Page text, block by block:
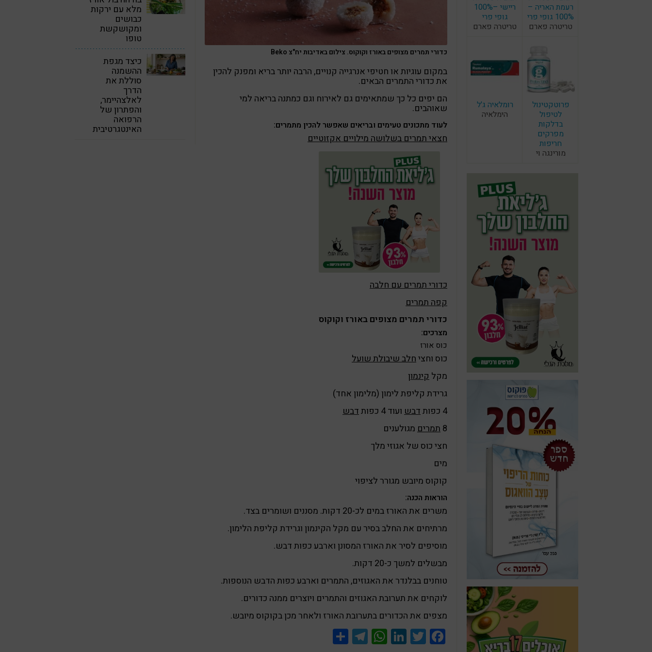
רעמת האריה –
100% גופי פרי
טריטרה פארם
ריישי –100%
גופי פרי
טריטרה פארם
פרוטקטינול
לטיפול
בדלקות
מפרקים
חריפות
מורינגה וי
רומלאיה ג'ל
הימלאיה
כדורי תמרים מצופים באורז וקוקוס. צילום באדיבות יח"צ Beko
במקום עוגיות או חטיפי אנרגייה קנויים, הרבה יותר בריא ומפנק להכין
את כדורי התמרים הבאים.
הם יפים כל כך שמתאימים גם לאירוח וגם כמתנה בריאה למי
שאוהבים.
לעוד מתכונים טעימים ובריאים שאפשר להכין מתמרים:
חצאי תמרים בשלושה מילויים אקזוטיים
כדורי תמרים עם חלבה
קפה תמרים
כדורי תמרים מצופים באורז וקוקוס
מצרכים:
כוס אורז
כוס וחציחלב שיבולת שועל
מקלקינמון
גרידת קליפת לימון (מלימון אחד)
4 כפות
דבשועוד 4 כפות
דבש
8תמריםמגולענים
חצי כוס של אגוזי מלך
מים
קוקוס מיובש מגורר לציפוי
הוראות הכנה:
משרים את האורז במים לכ-20 דקות. מסננים ושומרים בצד.
מרתיחים את החלב בסיר עם מקל הקינמון וגרידת קליפת הלימון.
מוסיפים לסיר את האורז המסונן וארבע כפות דבש.
מבשלים למשך כ-20 דקות.
טוחנים בבלנדר את האגוזים, התמרים וארבע כפות הדבש הנוספות.
לוקחים את תערובת האגוזים והתמרים ויוצרים ממנה כדורים.
מצפים את הכדורים בתערובת האורז ולאחר מכן בקוקוס מיובש.
Facebook
Twitter
LinkedIn
WhatsApp
Telegram
מלא עם ירקות
כבושים
ומקושקשת
טופו
כיצד מגפת
ההשמנה
סוללת את
הדרך
לאלצהיימר,
והפתרון של
הרפואה
האינטגרטיבית